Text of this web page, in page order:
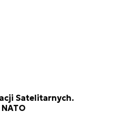
Satelitarnych.